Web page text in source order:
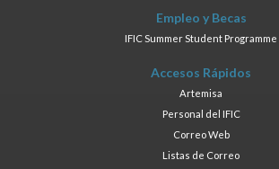
Empleo y Becas
IFIC Summer Student Programme
Accesos Rápidos
Artemisa
Personal del IFIC
Correo Web
Listas de Correo